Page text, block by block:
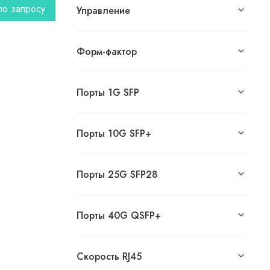
запросу
Управление
Форм-фактор
Порты 1G SFP
Порты 10G SFP+
Порты 25G SFP28
Порты 40G QSFP+
Скорость RJ45